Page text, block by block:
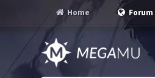
Home Forum